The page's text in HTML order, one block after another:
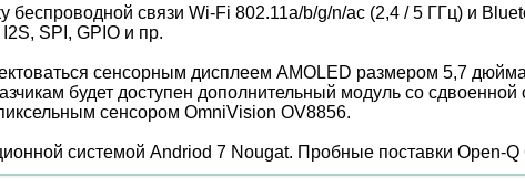
беспроводной связи Wi-Fi 802.11a/b/g/n/ac (2,4 / 5 ГГц) и
SPI, GPIO и пр.
сенсорным дисплеем AMOLED размером 5,7
будет доступен дополнительный модуль со
сенсором OmniVision OV8856.
системой Andriod 7 Nougat. Пробные поставки Open-